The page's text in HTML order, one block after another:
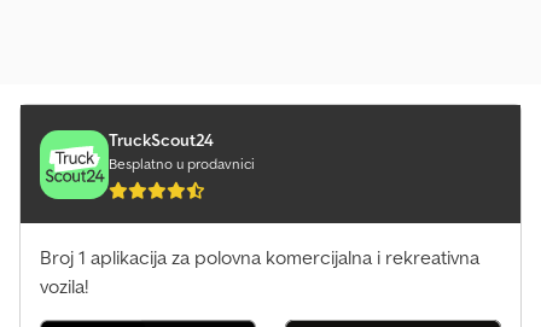
TruckScout24
Besplatno u prodavnici
Broj 1 aplikacija za polovna komercijalna i rekreativna
vozila!